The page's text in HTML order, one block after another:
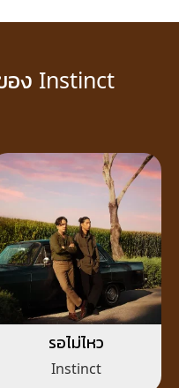
อง Instinct
รอไม่ไหว
Instinct